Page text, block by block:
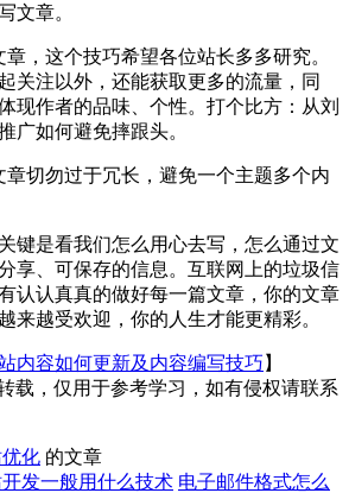
文章。
，这个技巧希望各位站长多多研究。
关注以外，还能获取更多的流量，同
现作者的品味、个性。打个比方：从刘
广如何避免摔跟头。
章切勿过于冗长，避免一个主题多个内
键是看我们怎么用心去写，怎么通过文
享、可保存的信息。互联网上的垃圾信
认认真真的做好每一篇文章，你的文章
来越受欢迎，你的人生才能更精彩。
内容如何更新及内容编写技巧 】
载，仅用于参考学习，如有侵权请联系
化 的文章
发一般用什么技术 电子邮件格式怎么